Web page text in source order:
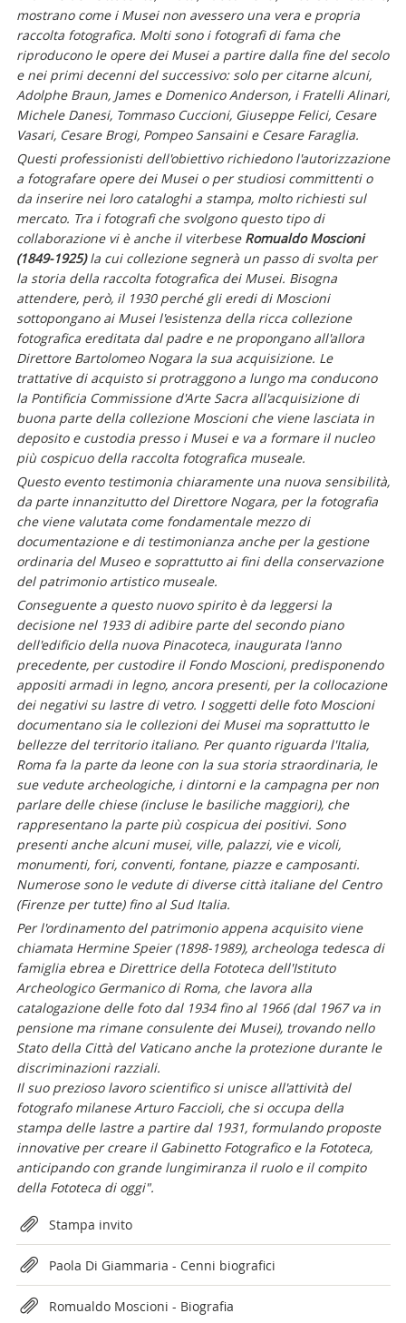
mostrano come i Musei non avessero una vera e propria
raccolta fotografica. Molti sono i fotografi di fama che
riproducono le opere dei Musei a partire dalla fine del secolo
e nei primi decenni del successivo: solo per citarne alcuni,
Adolphe Braun, James e Domenico Anderson, i Fratelli Alinari,
Michele Danesi, Tommaso Cuccioni, Giuseppe Felici, Cesare
Vasari, Cesare Brogi, Pompeo Sansaini e Cesare Faraglia.
Questi professionisti dell'obiettivo richiedono l'autorizzazione
a fotografare opere dei Musei o per studiosi committenti o
da inserire nei loro cataloghi a stampa, molto richiesti sul
mercato. Tra i fotografi che svolgono questo tipo di
collaborazione vi è anche il viterbese Romualdo Moscioni
(1849-1925)la cui collezione segnerà un passo di svolta per
la storia della raccolta fotografica dei Musei. Bisogna
attendere, però, il 1930 perché gli eredi di Moscioni
sottopongano ai Musei l'esistenza della ricca collezione
fotografica ereditata dal padre e ne propongano all'allora
Direttore Bartolomeo Nogara la sua acquisizione. Le
trattative di acquisto si protraggono a lungo ma conducono
la Pontificia Commissione d'Arte Sacra all'acquisizione di
buona parte della collezione Moscioni che viene lasciata in
deposito e custodia presso i Musei e va a formare il nucleo
più cospicuo della raccolta fotografica museale.
Questo evento testimonia chiaramente una nuova sensibilità,
da parte innanzitutto del Direttore Nogara, per la fotografia
che viene valutata come fondamentale mezzo di
documentazione e di testimonianza anche per la gestione
ordinaria del Museo e soprattutto ai fini della conservazione
del patrimonio artistico museale.
Conseguente a questo nuovo spirito è da leggersi la
decisione nel 1933 di adibire parte del secondo piano
dell'edificio della nuova Pinacoteca, inaugurata l'anno
precedente, per custodire il Fondo Moscioni, predisponendo
appositi armadi in legno, ancora presenti, per la collocazione
dei negativi su lastre di vetro. I soggetti delle foto Moscioni
documentano sia le collezioni dei Musei ma soprattutto le
bellezze del territorio italiano. Per quanto riguarda l'Italia,
Roma fa la parte da leone con la sua storia straordinaria, le
sue vedute archeologiche, i dintorni e la campagna per non
parlare delle chiese (incluse le basiliche maggiori), che
rappresentano la parte più cospicua dei positivi. Sono
presenti anche alcuni musei, ville, palazzi, vie e vicoli,
monumenti, fori, conventi, fontane, piazze e camposanti.
Numerose sono le vedute di diverse città italiane del Centro
(Firenze per tutte) fino al Sud Italia.
Per l'ordinamento del patrimonio appena acquisito viene
chiamata Hermine Speier (1898-1989), archeologa tedesca di
famiglia ebrea e Direttrice della Fototeca dell'Istituto
Archeologico Germanico di Roma, che lavora alla
catalogazione delle foto dal 1934 fino al 1966 (dal 1967 va in
pensione ma rimane consulente dei Musei), trovando nello
Stato della Città del Vaticano anche la protezione durante le
discriminazioni razziali.
Il suo prezioso lavoro scientifico si unisce all'attività del
fotografo milanese Arturo Faccioli, che si occupa della
stampa delle lastre a partire dal 1931, formulando proposte
innovative per creare il Gabinetto Fotografico e la Fototeca,
anticipando con grande lungimiranza il ruolo e il compito
della Fototeca di oggi".
Attachments
Stampa invito
Paola Di Giammaria - Cenni biografici
Romualdo Moscioni - Biografia